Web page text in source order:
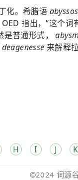
化。希腊语 abyssos
指出，“这个词
是普通形式，abysm
deagenesse 来解释
H I J K
©2024 词源